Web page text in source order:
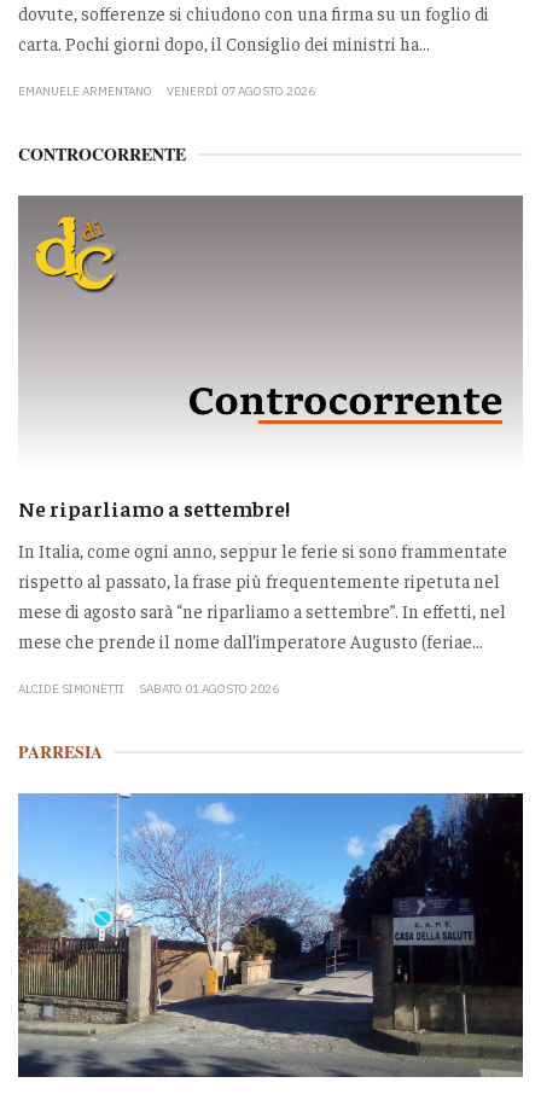
dovute, sofferenze si chiudono con una firma su un foglio di
carta. Pochi giorni dopo, il Consiglio dei ministri ha...
EMANUELE ARMENTANO VENERDÌ 07 AGOSTO 2026
CONTROCORRENTE
Ne riparliamo a settembre!
In Italia, come ogni anno, seppur le ferie si sono frammentate
rispetto al passato, la frase più frequentemente ripetuta nel
mese di agosto sarà “ne riparliamo a settembre”. In effetti, nel
mese che prende il nome dall’imperatore Augusto (feriae...
ALCIDE SIMONETTI SABATO 01 AGOSTO 2026
PARRESIA